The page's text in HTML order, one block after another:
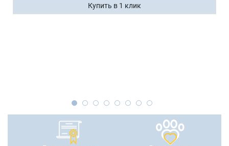
Купить в 1 клик